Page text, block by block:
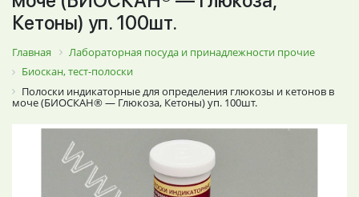
Кетоны) уп. 100шт.
Главная
Лабораторная посуда и принадлежности прочие
Биоскан, тест-полоски
Полоски индикаторные для определения глюкозы и кетонов в
моче (БИОСКАН® — Глюкоза, Кетоны) уп. 100шт.